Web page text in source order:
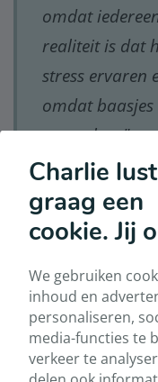
omdat
realiteit is dat
stress ervaren
omdat
opmerken."
Privé
veiligheid
Privé losloopzones
meer wordt
dierenartsen én
1. Volledige
Charlie lust
graag een
cookie. Jij
We gebruiken
inhoud en
personaliseren,
media-functies te
verkeer te